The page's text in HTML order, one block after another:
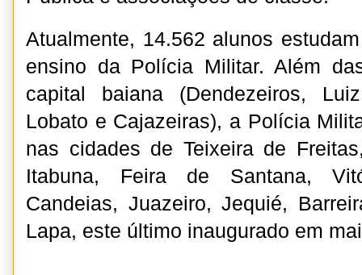
Atualmente, 14.562 alunos
ensino da Polícia Militar. Além
capital baiana (Dendezeiros,
Lobato e Cajazeiras), a Polícia
nas cidades de Teixeira de
Itabuna, Feira de Santana,
Candeias, Juazeiro, Jequié,
Lapa, este último inaugurado em